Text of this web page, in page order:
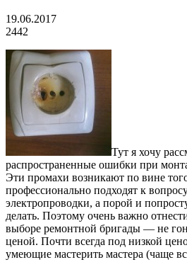
19.06.2017
2442
Тут я хочу
распространенные ошибки при
Эти промахи возникают по вине
профессионально подходят к
электропроводки, а порой и
делать. Поэтому очень важно
выборе ремонтной бригады — не
ценой. Почти всегда под низкой
умеющие мастерить мастера (чаще